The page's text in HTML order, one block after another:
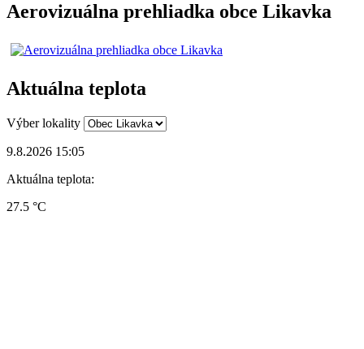
Aerovizuálna prehliadka obce Likavka
Aktuálna teplota
Výber lokality
9.8.2026 15:05
Aktuálna teplota:
27.5 °C